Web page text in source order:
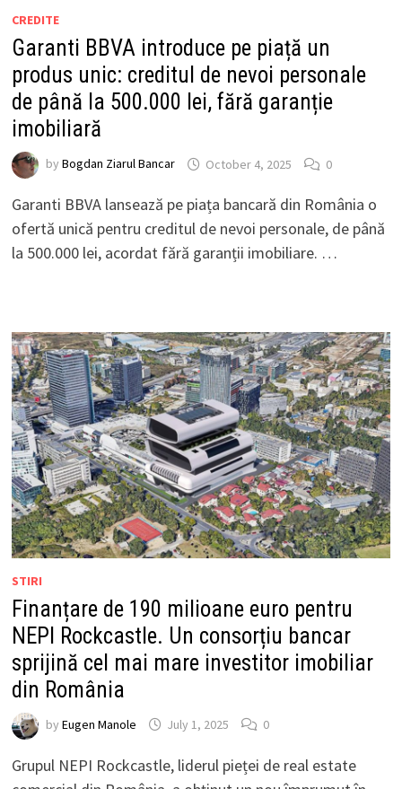
CREDITE
Garanti BBVA introduce pe piață un
produs unic: creditul de nevoi personale
de până la 500.000 lei, fără garanție
imobiliară
by Bogdan Ziarul Bancar October 4, 2025 0
Garanti BBVA lansează pe piața bancară din România o
ofertă unică pentru creditul de nevoi personale, de până
la 500.000 lei, acordat fără garanții imobiliare. …
STIRI
Finanțare de 190 milioane euro pentru
NEPI Rockcastle. Un consorțiu bancar
sprijină cel mai mare investitor imobiliar
din România
by Eugen Manole July 1, 2025 0
Grupul NEPI Rockcastle, liderul pieței de real estate